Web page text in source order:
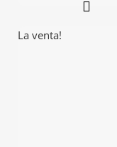
La venta!